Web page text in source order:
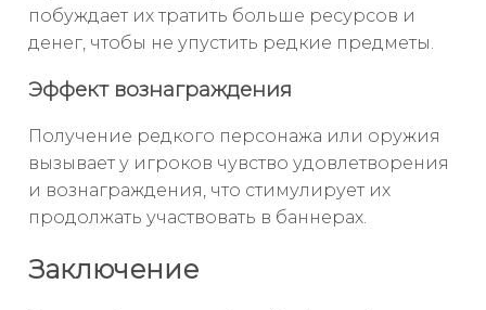
побуждает их тратить больше ресурсов и
денег, чтобы не упустить редкие предметы.
Эффект вознаграждения
Получение редкого персонажа или оружия
вызывает у игроков чувство удовлетворения
и вознаграждения, что стимулирует их
продолжать участвовать в баннерах.
Заключение